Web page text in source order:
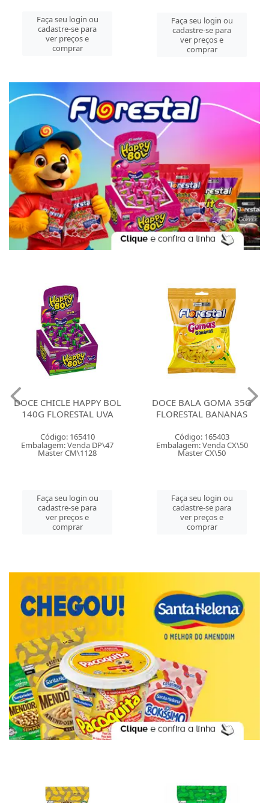
Faça seu login ou
cadastre-se para
ver preços e
comprar
Faça seu login ou
cadastre-se para
ver preços e
comprar
DOCE CHICLE HAPPY BOL
140G FLORESTAL UVA
Código: 165410
Embalagem: Venda DP\47
Master CM\1128
Faça seu login ou
cadastre-se para
ver preços e
comprar
DOCE BALA GOMA 35G
FLORESTAL BANANAS
Código: 165403
Embalagem: Venda CX\50
Master CX\50
Faça seu login ou
cadastre-se para
ver preços e
comprar